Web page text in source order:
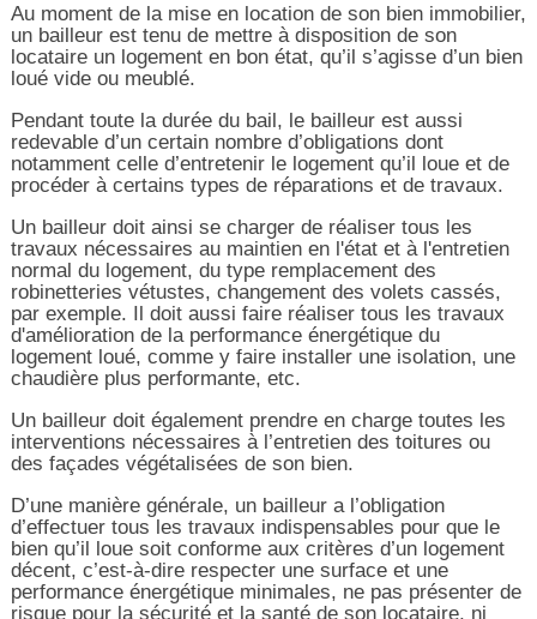
Au moment de la mise en location de son bien immobilier,
un bailleur est tenu de mettre à disposition de son
locataire un logement en bon état, qu’il s’agisse d’un bien
loué vide ou meublé.
Pendant toute la durée du bail, le bailleur est aussi
redevable d’un certain nombre d’obligations dont
notamment celle d’entretenir le logement qu’il loue et de
procéder à certains types de réparations et de travaux.
Un bailleur doit ainsi se charger de réaliser tous les
travaux nécessaires au maintien en l'état et à l'entretien
normal du logement, du type remplacement des
robinetteries vétustes, changement des volets cassés,
par exemple. Il doit aussi faire réaliser tous les travaux
d'amélioration de la performance énergétique du
logement loué, comme y faire installer une isolation, une
chaudière plus performante, etc.
Un bailleur doit également prendre en charge toutes les
interventions nécessaires à l’entretien des toitures ou
des façades végétalisées de son bien.
D’une manière générale, un bailleur a l’obligation
d’effectuer tous les travaux indispensables pour que le
bien qu’il loue soit conforme aux critères d’un logement
décent, c’est-à-dire respecter une surface et une
performance énergétique minimales, ne pas présenter de
risque pour la sécurité et la santé de son locataire, ni